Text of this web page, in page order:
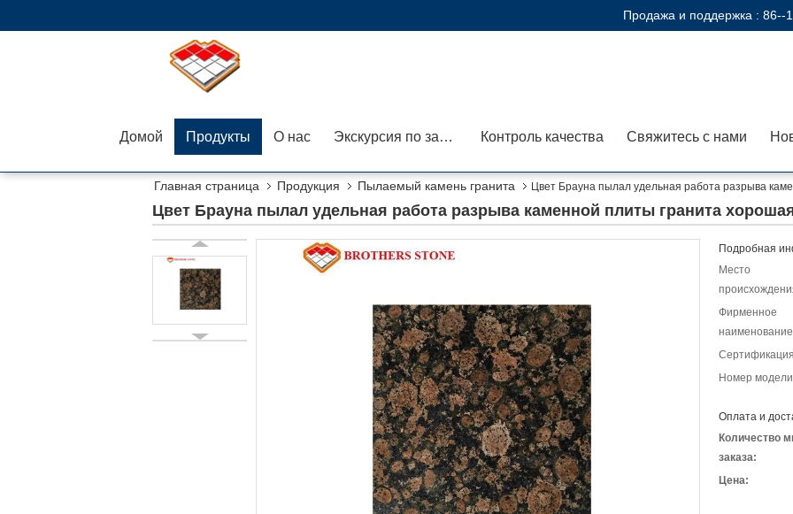
Продажа и поддержка : 86--
Домой Продукты О нас Экскурсия по заводу Контроль качества Свяжитесь с нами
Главная страница Продукция Пылаемый камень гранита Цвет Брауна пылал удельная работа разрыва
Цвет Брауна пылал удельная работа разрыва каменной плиты гранита
Подробная
Место
Фирменное
Номер
Оплата и
Количество
заказа:
Цена: